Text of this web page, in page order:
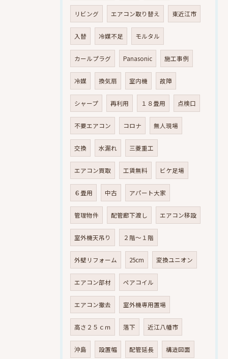
リビング エアコン取り替え 東近江市
入替 冷媒不足 モルタル
カールプラグ Panasonic 施工事例
冷媒 換気扇 室内機 故障
シャープ 再利用 １８畳用 点検口
不要エアコン コロナ 無人現場
交換 水漏れ 三菱重工
エアコン買取 工賃無料 ビケ足場
６畳用 中古 アパート大家
管理物件 配管廊下渡し エアコン移設
室外機天吊り ２階～１階
外壁リフォーム 25cm 変換ユニオン
エアコン部材 ペアコイル
エアコン撤去 室外機専用置場
高さ２５ｃｍ 落下 近江八幡市
沖島 設置幅 配管延長 構造図面